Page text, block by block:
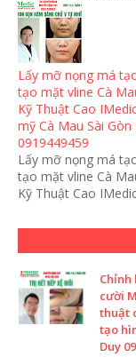
Lấy mỡ nọng má
tạo mặt vline Cà
Kỹ Thuật Cao
mỹ Cà Mau Sài
0919449459
Lấy mỡ nọng má
tạo mặt vline Cà
Kỹ Thuật Cao
Chỉnh
cười
thuật
tạo
Duy